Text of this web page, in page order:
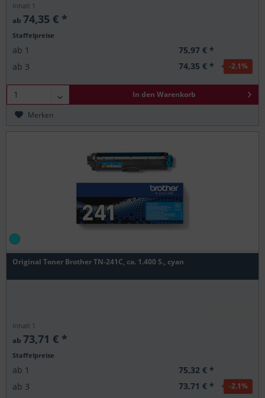
Inhalt 1
ab 74,35 € *
Staffelpreise
ab 1
75,97 € *
ab 3 74,35 € * -2.1%
In den Warenkorb
Merken
Original Toner Brother TN-241C, ca. 1.400 S., cyan
Inhalt 1
ab 73,71 € *
Staffelpreise
ab 1
75,32 € *
ab 3 73,71 € * -2.1%